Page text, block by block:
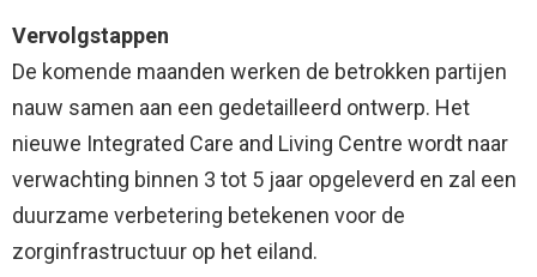
Vervolgstappen
De komende maanden werken de betrokken partijen
nauw samen aan een gedetailleerd ontwerp. Het
nieuwe Integrated Care and Living Centre wordt naar
verwachting binnen 3 tot 5 jaar opgeleverd en zal een
duurzame verbetering betekenen voor de
zorginfrastructuur op het eiland.